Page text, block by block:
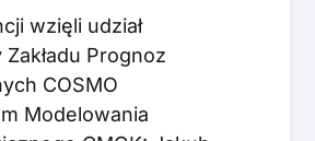
wzięli udział
Prognoz
COSMO
Modelowania